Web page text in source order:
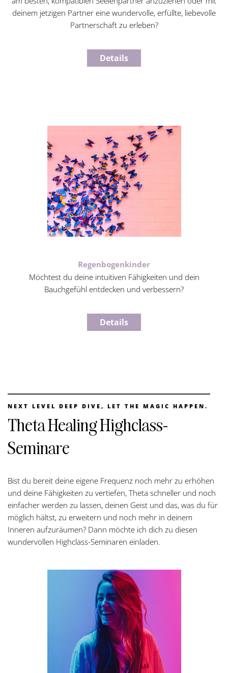
deinem jetzigen Partner eine wundervolle, erfüllte, liebevolle
Partnerschaft zu erleben?
Details
Regenbogenkinder
Möchtest du deine intuitiven Fähigkeiten und dein
Bauchgefühl entdecken und verbessern?
Details
NEXT LEVEL DEEP DIVE, LET THE MAGIC HAPPEN.
Theta Healing Highclass-
Seminare
Bist du bereit deine eigene Frequenz noch mehr zu erhöhen
und deine Fähigkeiten zu vertiefen, Theta schneller und noch
einfacher werden zu lassen, deinen Geist und das, was du für
möglich hältst, zu erweitern und noch mehr in deinem
Inneren aufzuräumen? Dann möchte ich dich zu diesen
wundervollen Highclass-Seminaren einladen.